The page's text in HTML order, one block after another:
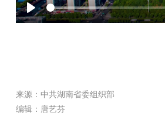
Play
来源：中共湖南省委组织部
编辑：唐艺芬